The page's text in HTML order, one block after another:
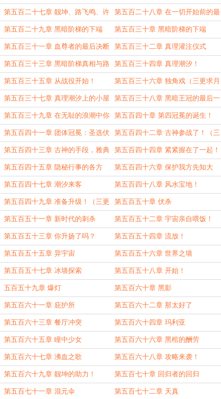
第五百二十七章 靓坤、路飞鸣、许
源（三更求月票！）
第五百二十八章 在一切开始前的最
后美好时刻
第五百二十九章 黑暗阶梯的下端
（上）
第五百三十章 黑暗阶梯的下端
（下）（三更求月票！）
第五百三十一章 血尊者的最后决断 第五百三十二章 真理灌注仪式
第五百三十三章 黑暗阶梯真相与路
飞鸣的抉择（三更求月票！）
第五百三十四章 真理潮汐！
第五百三十五章 从战役开始！ 第五百三十六章 独角戏（三更求月
票！）
第五百三十七章 真理潮汐上的小屋 第五百三十八章 黑暗王冠的最后一
场仪式！
第五百三十九章 在无耻的浪潮中你
已经过时了（三更求月票！）
第五百四十章 第四冠冕的诞生！
第五百四十一章 团体冠冕：圣选伏
魔之主
第五百四十二章 古神参战了！（三
更求月票！）
第五百四十三章 古神的手段，雅典
娜的惊叹！（四更求月票！）
第五百四十四章 紧紧握在了一起！
第五百四十五章 隐秘行事的各方 第五百四十六章 保护我方先知大
人！（三更求月票！）
第五百四十七章 潮汐来客 第五百四十八章 风水宝地！
第五百四十九章 准备升级！（三更
求月票！）
第五百五十章 伏杀
第五百五十一章 新时代的刺杀 第五百五十二章 宇宙亲自喂饭！
（三更求月票！）
第五百五十三章 你升扬了吗？ 第五百五十四章 流放！
第五百五十五章 异宇宙 第五百五十六章 世界之墙
第五百五十七章 冰墙探索 第五百五十八章 开始！
五百五十九章 爆灯 第五百六十章 黑影
第五百六十一章 庇护所 第五百六十二章 那太好了
第五百六十三章 餐厅冲突 第五百六十四章 玛利亚
第五百六十五章 瞳中少女 第五百六十六章 黑棺的酬劳
第五百六十七章 沸血之歌 第五百六十八章 攻略来袭！
第五百六十九章 靓坤的助力！ 第五百七十章 回归者的回归
第五百七十一章 混元伞 第五百七十二章 天真